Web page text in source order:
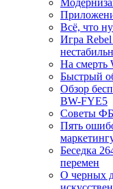
Всё, что
Игра
На смерть
Быстрый
Обзор
BW-FYE5
Советы
Пять
Беседка
перемен
О черных